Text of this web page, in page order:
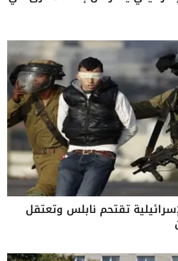
تقتحم نابلس وتعتقل